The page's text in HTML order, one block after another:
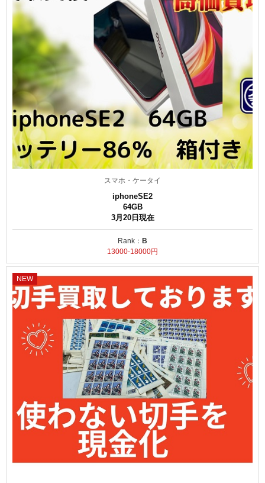
スマホ・ケータイ
iphoneSE2
64GB
3月20日現在
Rank： B
13000-18000円
NEW